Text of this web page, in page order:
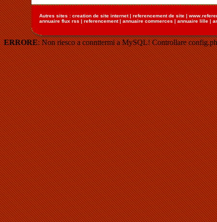
Autres sites : creation de site internet| referencement de site |
annuaire flux rss | referencement| annuaire commerces | annuaire lille |
ERRORE: Non riesco a connttermi a MySQL! Controllare